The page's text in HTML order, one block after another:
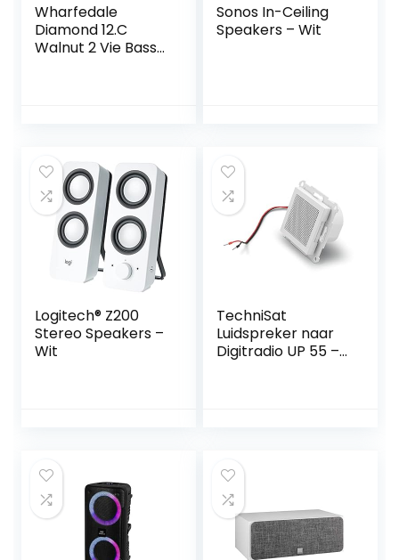
Wharfedale
Diamond 12.C
Walnut 2 Vie Bass
Sonos In-Ceiling
Speakers – Wit
Logitech® Z200
Stereo Speakers –
Wit
TechniSat
Luidspreker naar
Digitradio UP 55 –
2 Watt, IP20, Made
in Germany)
frontcover RAL
9016, wit